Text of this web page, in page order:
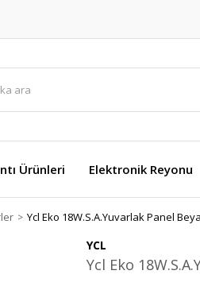
Ürünleri Elektronik Reyonu
Ycl Eko 18W.S.A.Yuvarlak Panel
YCL
Ycl Eko